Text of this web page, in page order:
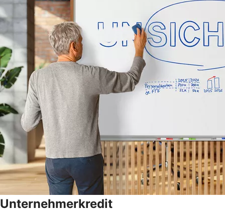
Unternehmerkredit